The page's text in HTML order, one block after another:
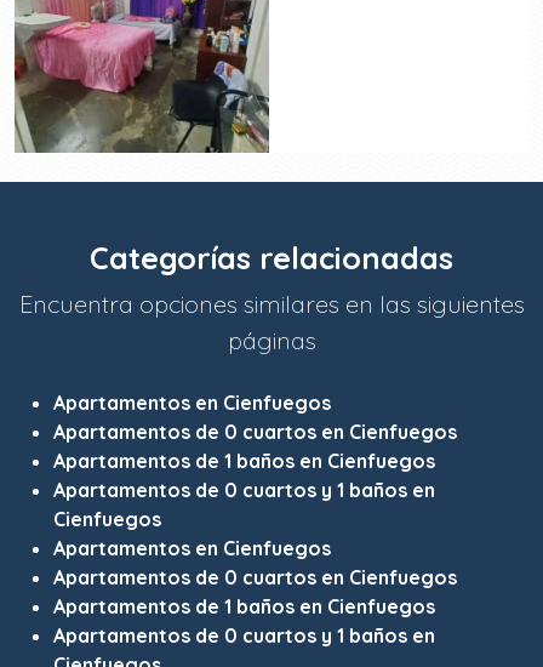
Categorías relacionadas
Encuentra opciones similares en las siguientes
páginas
Apartamentos en Cienfuegos
Apartamentos de 0 cuartos en Cienfuegos
Apartamentos de 1 baños en Cienfuegos
Apartamentos de 0 cuartos y 1 baños en
Cienfuegos
Apartamentos en Cienfuegos
Apartamentos de 0 cuartos en Cienfuegos
Apartamentos de 1 baños en Cienfuegos
Apartamentos de 0 cuartos y 1 baños en